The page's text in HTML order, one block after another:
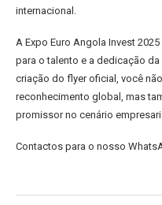
internacional.
A Expo Euro Angola Invest
para o talento e a dedicação
criação do flyer oficial, você
reconhecimento global, mas
promissor no cenário
Contactos para o nosso